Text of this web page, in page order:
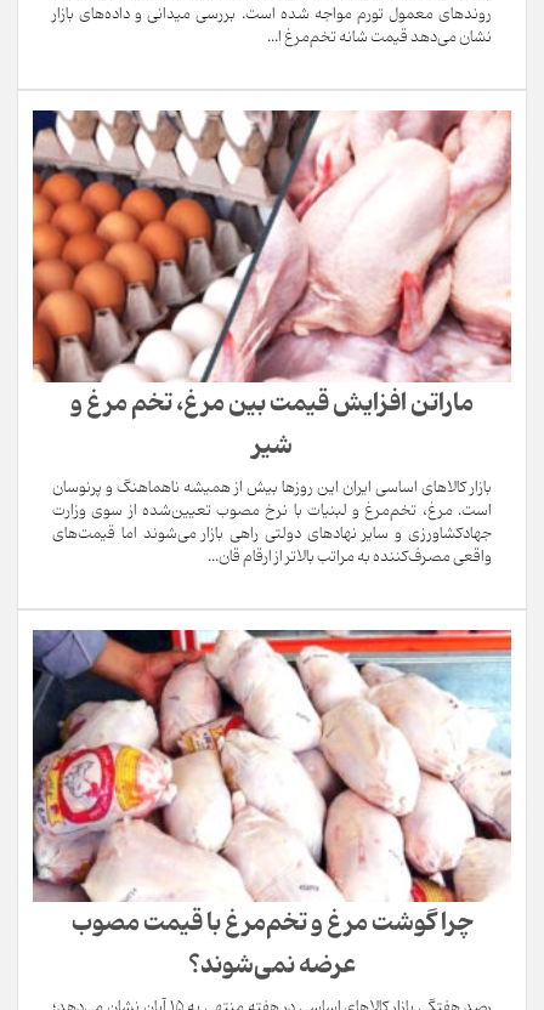
روندهای معمول تورم مواجه شده است. بررسی میدانی و داده‌های بازار
نشان می‌دهد قیمت شانه تخم‌مرغ ا...
ماراتن افزایش قیمت بین مرغ، تخم مرغ و
شیر
بازار کالاهای اساسی ایران این روزها بیش از همیشه ناهماهنگ و پرنوسان
است. مرغ، تخم‌مرغ و لبنیات با نرخ مصوب تعیین‌شده از سوی وزارت
جهادکشاورزی و سایر نهادهای دولتی راهی بازار می‌شوند اما قیمت‌های
واقعی مصرف‌کننده به مراتب بالاتر از ارقام قان...
چرا گوشت مرغ و تخم‌مرغ با قیمت مصوب
عرضه نمی‌شوند؟